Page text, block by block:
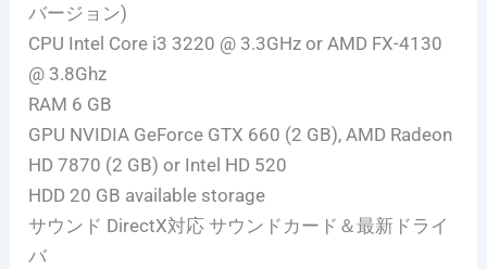
バージョン)
CPU Intel Core i3 3220 @ 3.3GHz or AMD FX-4130
@ 3.8Ghz
RAM 6 GB
GPU NVIDIA GeForce GTX 660 (2 GB), AMD Radeon
HD 7870 (2 GB) or Intel HD 520
HDD 20 GB available storage
サウンド DirectX対応 サウンドカード＆最新ドライ
バ